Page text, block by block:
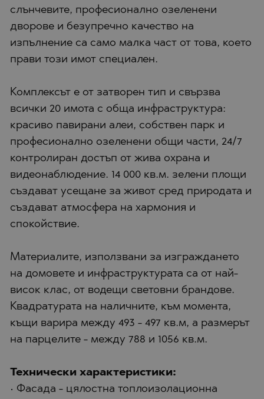
слънчевите, професионално озеленени
дворове и безупречно качество на
изпълнение са само малка част от това, което
прави този имот специален.
Комплексът е от затворен тип и свързва
всички 20 имота с обща инфраструктура:
красиво павирани алеи, собствен парк и
професионално озеленени общи части, 24/7
контролиран достъп от жива охрана и
видеонаблюдение. 14 000 кв.м. зелени площи
създават усещане за живот сред природата и
създават атмосфера на хармония и
спокойствие.
Материалите, използвани за изграждането
на домовете и инфраструктурата са от най-
висок клас, от водещи световни брандове.
Квадратурата на наличните, към момента,
къщи варира между 493 - 497 кв.м, а размерът
на парцелите - между 788 и 1056 кв.м.
Технически характеристики:
• Фасада - цялостна топлоизолационна